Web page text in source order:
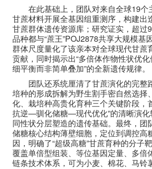
在此基础上，团队对来自全球19个
甘蔗材料开展全基因组重测序，构建出
甘蔗群体遗传资源库；研究证实，超过
品种都与“蔗王”POJ2878共享大规模基
群体尺度量化了该亲本对全球现代甘蔗
贡献，同时揭示出“多倍体作物性状优
细平衡而非简单叠加”的全新遗传规律。
团队还系统厘清了甘蔗演化的完整
培种的形成拆解为野生割手密自然选择
化、栽培种高贵化育种三个关键阶段，
抗逆—驯化储糖—现代优化”的清晰演化
同性状分层塑造的遗传基础。最终，团
储糖核心结构薄壁细胞，定位到调控高
因，明确了“超级高糖”甘蔗育种的分子
覆盖单倍型组装、等位基因定量、多倍
链条技术体系，可为小麦、棉花、马铃